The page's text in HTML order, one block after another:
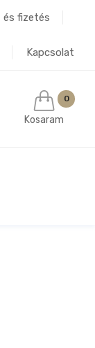
és fizetés
Kapcsolat
0
Kosaram